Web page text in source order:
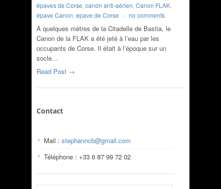
épaves de Corse, canon anti-aérien, Canon FLAK,
épave Canon, epave de Corse - no comments
A quelques mètres de la Citadelle de Bastia, le
Canon de la FLAK a été jeté à l’eau par les
occupants de Corse. Il était à l’époque sur un
socle…
Read Post →
Contact
Mail : stephanncb@gmail.com
Téléphone : +33 6 87 99 72 02